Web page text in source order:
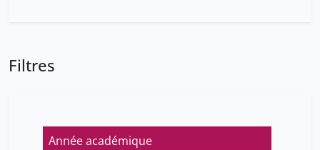
Filtres
Année académique